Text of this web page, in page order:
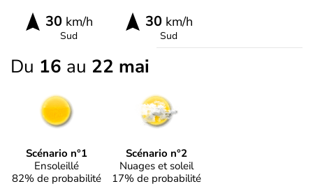
30km/h
Sud
30km/h
Sud
Du 16 au 22 mai
Scénario n°1
Ensoleillé
82% de probabilité
Scénario n°2
Nuages et soleil
17% de probabilité